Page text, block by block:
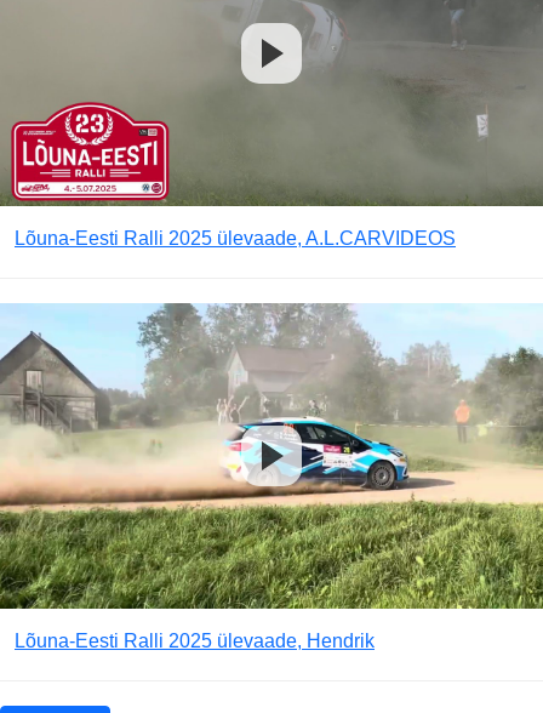
Lõuna-Eesti Ralli 2025 ülevaade, A.L.CARVIDEOS
Lõuna-Eesti Ralli 2025 ülevaade, Hendrik